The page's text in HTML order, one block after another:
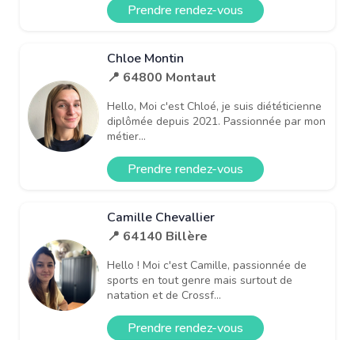
Prendre rendez-vous
Chloe Montin
📍 64800 Montaut
Hello, Moi c'est Chloé, je suis diététicienne
diplômée depuis 2021. Passionnée par mon
métier...
Prendre rendez-vous
Camille Chevallier
📍 64140 Billère
Hello ! Moi c'est Camille, passionnée de
sports en tout genre mais surtout de
natation et de Crossf...
Prendre rendez-vous